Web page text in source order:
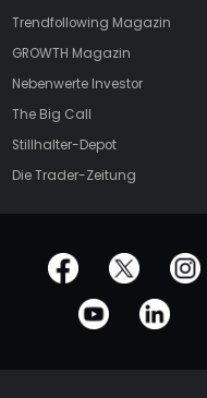
Trendfollowing Magazin
GROWTH Magazin
Nebenwerte Investor
The Big Call
Stillhalter-Depot
Die Trader-Zeitung
offizielle Social Media-